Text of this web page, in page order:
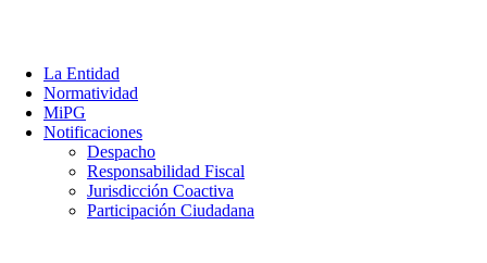
La Entidad
Normatividad
MiPG
Notificaciones
Despacho
Responsabilidad Fiscal
Jurisdicción Coactiva
Participación Ciudadana